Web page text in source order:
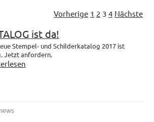
Vorherige 1 2 3 4 Nächste
ist da!
Stempel- und Schilderkatalog 2017 ist
Jetzt anfordern.